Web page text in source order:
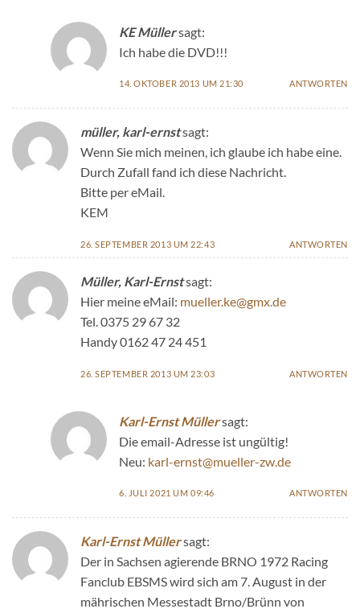
KE Müllersagt:
Ich habe die DVD!!!
14. OKTOBER 2013 UM 21:30 ANTWORTEN
müller, karl-ernstsagt:
Wenn Sie mich meinen, ich glaube ich habe eine.
Durch Zufall fand ich diese Nachricht.
Bitte per eMail.
KEM
26. SEPTEMBER 2013 UM 22:43 ANTWORTEN
Müller, Karl-Ernstsagt:
Hier meine eMail: mueller.ke@gmx.de
Tel. 0375 29 67 32
Handy 0162 47 24 451
26. SEPTEMBER 2013 UM 23:03 ANTWORTEN
Karl-Ernst Müllersagt:
Die email-Adresse ist ungültig!
Neu: karl-ernst@mueller-zw.de
6. JULI 2021 UM 09:46 ANTWORTEN
Karl-Ernst Müllersagt:
Der in Sachsen agierende BRNO 1972 Racing
Fanclub EBSMS wird sich am 7. August in der
mährischen Messestadt Brno/Brünn von